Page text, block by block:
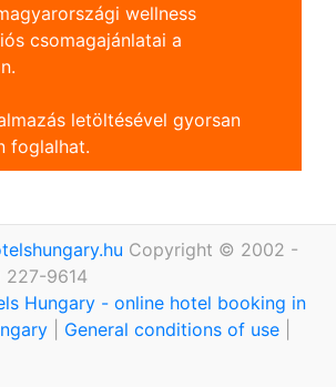
wellness
csomagajánlatai a
letöltésével gyorsan
foglalhat.
Copyright © 2002 -
227-9614
Hungary - online hotel booking in
General conditions of use